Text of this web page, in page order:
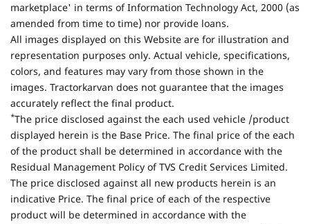
marketplace' in terms of Information Technology Act, 2000 (as
amended from time to time) nor provide loans.
All images displayed on this Website are for illustration and
representation purposes only. Actual vehicle, specifications,
colors, and features may vary from those shown in the
images. Tractorkarvan does not guarantee that the images
accurately reflect the final product.
*The price disclosed against the each used vehicle /product
displayed herein is the Base Price. The final price of the each
of the product shall be determined in accordance with the
Residual Management Policy of TVS Credit Services Limited.
The price disclosed against all new products herein is an
indicative Price. The final price of each of the respective
product will be determined in accordance with the